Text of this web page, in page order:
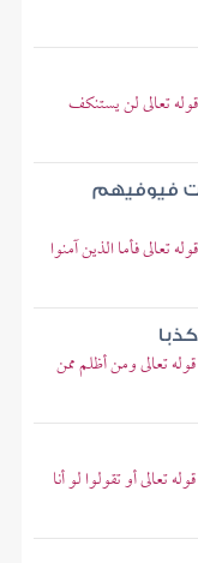
تعالى لن يستنكف
فيوفيهم
تعالى فأما الذين آمنوا
تعالى ومن أظلم ممن
تعالى أو تقولوا لو أنا